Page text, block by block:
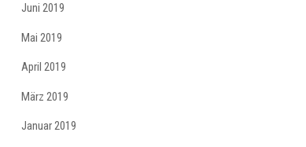
Juni 2019
Mai 2019
April 2019
März 2019
Januar 2019